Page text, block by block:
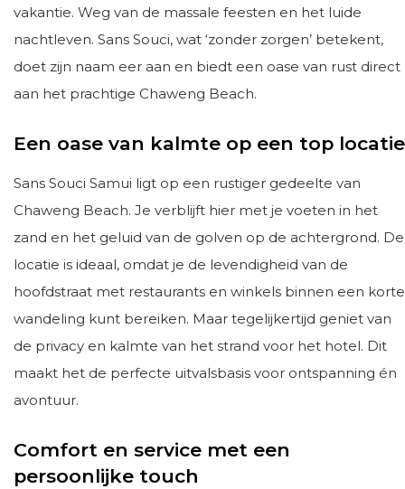
vakantie. Weg van de massale feesten en het luide
nachtleven. Sans Souci, wat ‘zonder zorgen’ betekent,
doet zijn naam eer aan en biedt een oase van rust direct
aan het prachtige Chaweng Beach.
Een oase van kalmte op een top locatie
Sans Souci Samui ligt op een rustiger gedeelte van
Chaweng Beach. Je verblijft hier met je voeten in het
zand en het geluid van de golven op de achtergrond. De
locatie is ideaal, omdat je de levendigheid van de
hoofdstraat met restaurants en winkels binnen een korte
wandeling kunt bereiken. Maar tegelijkertijd geniet van
de privacy en kalmte van het strand voor het hotel. Dit
maakt het de perfecte uitvalsbasis voor ontspanning én
avontuur.
Comfort en service met een
persoonlijke touch